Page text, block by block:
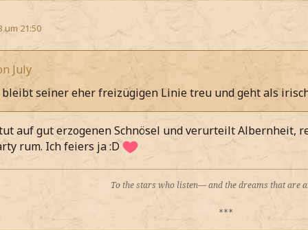
um 21:50
July
seiner eher freizügigen Linie treu und geht als
auf gut erzogenen Schnösel und verurteilt Albernheit,
rum. Ich feiers ja :D
To the stars who listen— and the dreams that are
***